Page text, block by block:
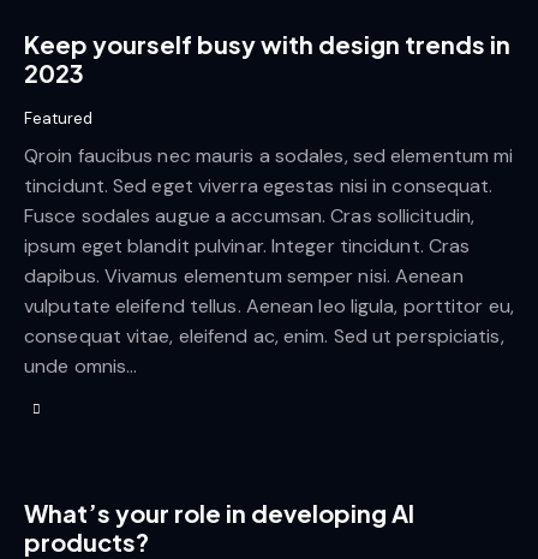
Keep yourself busy with design trends in
2023
Featured
Qroin faucibus nec mauris a sodales, sed elementum mi
tincidunt. Sed eget viverra egestas nisi in consequat.
Fusce sodales augue a accumsan. Cras sollicitudin,
ipsum eget blandit pulvinar. Integer tincidunt. Cras
dapibus. Vivamus elementum semper nisi. Aenean
vulputate eleifend tellus. Aenean leo ligula, porttitor eu,
consequat vitae, eleifend ac, enim. Sed ut perspiciatis,
unde omnis…
What’s your role in developing AI
products?